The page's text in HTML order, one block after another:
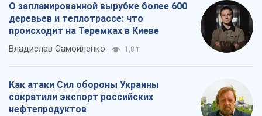
О запланированной вырубке более 600
деревьев и теплотрассе: что
происходит на Теремках в Киеве
Владислав Самойленко 1,8 т.
Как атаки Сил обороны Украины
сократили экспорт российских
нефтепродуктов